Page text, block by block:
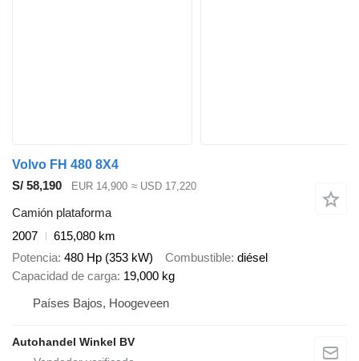
Volvo FH 480 8X4
S/ 58,190
EUR 14,900 ≈ USD 17,220
Camión plataforma
2007
615,080 km
Potencia 480 Hp (353 kW) Combustible diésel
Capacidad de carga 19,000 kg
Países Bajos, Hoogeveen
Autohandel Winkel BV